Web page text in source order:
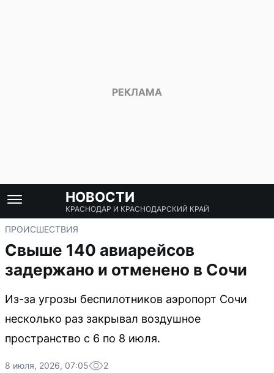
НОВОСТИ
КРАСНОДАР И КРАСНОДАРСКИЙ КРАЙ
ПРОИСШЕСТВИЯ
Свыше 140 авиарейсов
задержано и отменено в Сочи
Из-за угрозы беспилотников аэропорт Сочи
несколько раз закрывал воздушное
пространство с 6 по 8 июля.
8 июля, 2026, 07:05 2